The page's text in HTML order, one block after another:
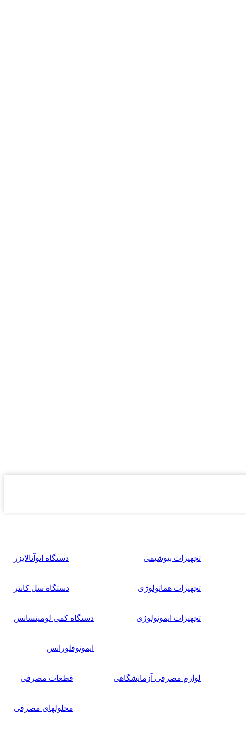
تجهیزات بیوشیمی دستگاه اتوآنالایزر
تجهیزات هماتولوژی دستگاه سل کانتر
تجهیزات ایمونولوژی دستگاه کمی لومینسانس
ایمونوفلورانس
لوازم مصرفی آزمایشگاهی قطعات مصرفی
محلولهای مصرفی